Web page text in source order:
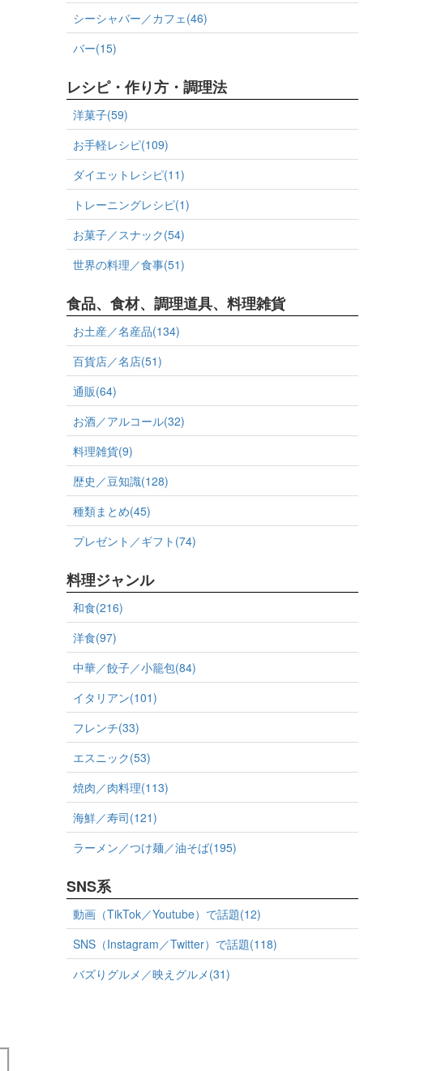
シーシャバー／カフェ(46)
バー(15)
レシピ・作り方・調理法
洋菓子(59)
お手軽レシピ(109)
ダイエットレシピ(11)
トレーニングレシピ(1)
お菓子／スナック(54)
世界の料理／食事(51)
食品、食材、調理道具、料理雑貨
お土産／名産品(134)
百貨店／名店(51)
通販(64)
お酒／アルコール(32)
料理雑貨(9)
歴史／豆知識(128)
種類まとめ(45)
プレゼント／ギフト(74)
料理ジャンル
和食(216)
洋食(97)
中華／餃子／小籠包(84)
イタリアン(101)
フレンチ(33)
エスニック(53)
焼肉／肉料理(113)
海鮮／寿司(121)
ラーメン／つけ麺／油そば(195)
SNS系
動画（TikTok／Youtube）で話題(12)
SNS（Instagram／Twitter）で話題(118)
バズりグルメ／映えグルメ(31)